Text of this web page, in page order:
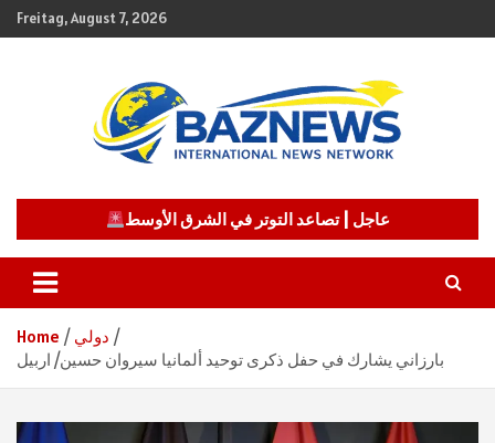
Skip
to
Freitag, August 7, 2026
BAZNEWS
عاجل | تصاعد التوتر في الشرق الأوسط
Home
دولي
بارزاني يشارك في حفل ذكرى توحيد ألمانيا سيروان حسين/ اربيل